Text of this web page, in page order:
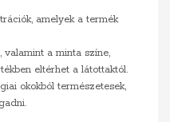
amelyek a termék
valamint a minta színe,
eltérhet a látottaktól.
okokból természetesek,